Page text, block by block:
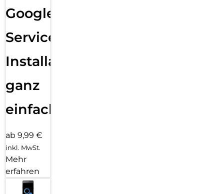
Google
Services
Installation
ganz
einfach
ab 9,99 €
inkl. MwSt.
Mehr
erfahren